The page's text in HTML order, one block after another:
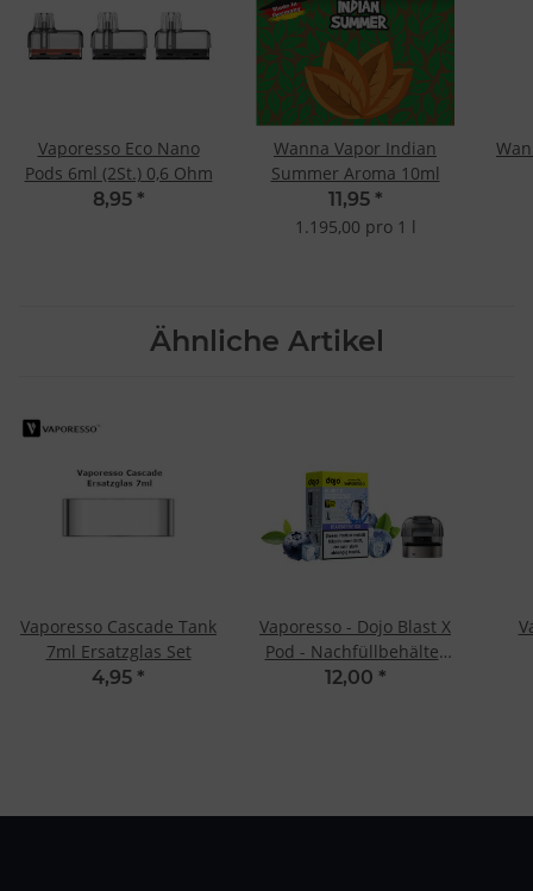
Vaporesso Eco Nano
Pods 6ml (2St.) 0,6 Ohm
8,95 *
Wanna Vapor Indian
Summer Aroma 10ml
11,95 *
1.195,00 pro 1 l
Ähnliche Artikel
Vaporesso Cascade Tank
7ml Ersatzglas Set
4,95 *
Vaporesso - Dojo Blast X
Pod - Nachfüllbehälter
Blueberry Ice
12,00 *